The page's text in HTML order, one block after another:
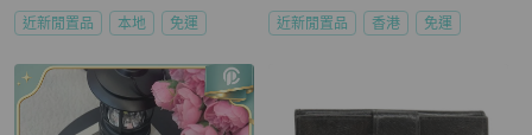
近新閒置品 本地 免運 近新閒置品 香港 免運